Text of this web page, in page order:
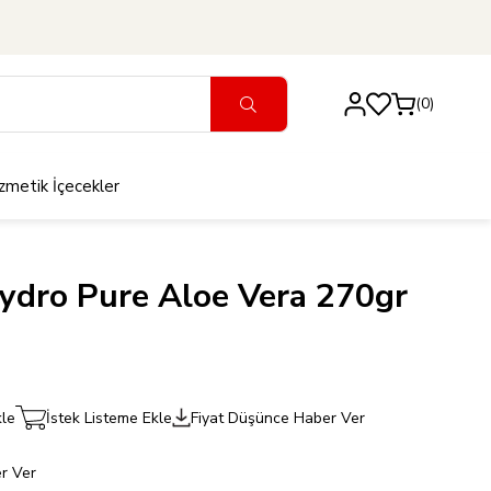
0
İçecekler
Pure Aloe Vera 270gr
İstek Listeme Ekle Fiyat Düşünce Haber Ver
Ver